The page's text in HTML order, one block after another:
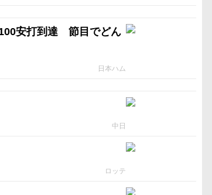
100安打到達 節目でどん
日本ハム
中日
ロッテ